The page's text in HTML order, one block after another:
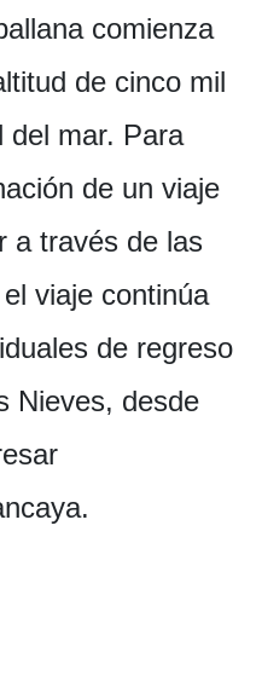
comienza
de cinco mil
del mar. Para
de un viaje
a través de las
viaje continúa
de regreso
Nieves, desde